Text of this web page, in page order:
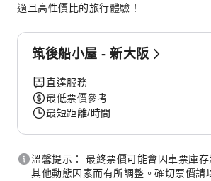
適且高性價比的旅行體驗！
筑後船小屋 - 新大阪
直達服務
最低票價參考
最短距離/時間
溫馨提示： 最終票價可能會因車票庫
其他動態因素而有所調整。確切票價請